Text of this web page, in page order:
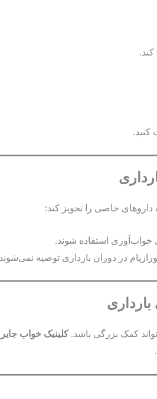
کنید.
خاصی را تجویز کند:
خواب‌آوری استفاده شوند.
در دوران بارداری توصیه
کمک بزرگی باشد.کلینیک خواب